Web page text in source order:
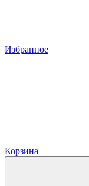
Избранное
Корзина